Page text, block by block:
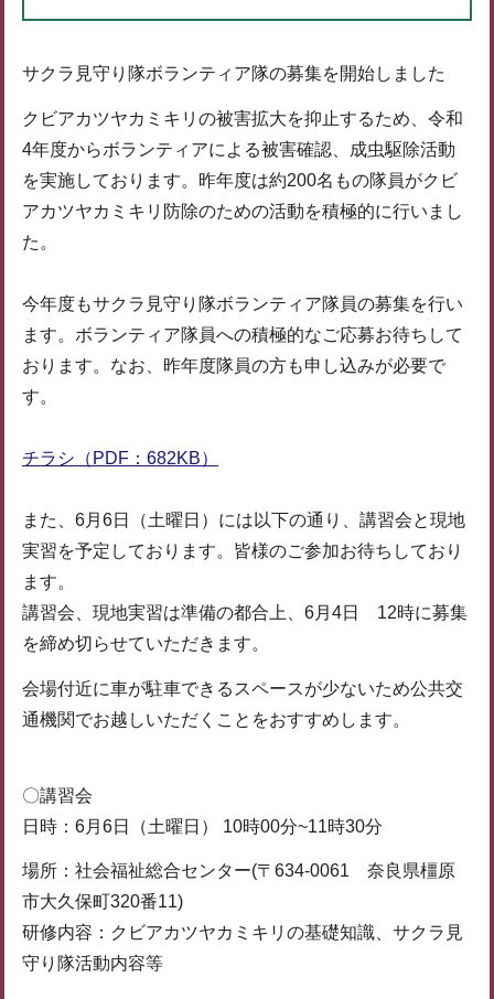
サクラ見守り隊ボランティア隊の募集を開始しました
クビアカツヤカミキリの被害拡大を抑止するため、令和
4年度からボランティアによる被害確認、成虫駆除活動
を実施しております。昨年度は約200名もの隊員がクビ
アカツヤカミキリ防除のための活動を積極的に行いまし
た。
今年度もサクラ見守り隊ボランティア隊員の募集を行い
ます。ボランティア隊員への積極的なご応募お待ちして
おります。なお、昨年度隊員の方も申し込みが必要で
す。
チラシ（PDF：682KB）
また、6月6日（土曜日）には以下の通り、講習会と現地
実習を予定しております。皆様のご参加お待ちしており
ます。
講習会、現地実習は準備の都合上、6月4日 12時に募集
を締め切らせていただきます。
会場付近に車が駐車できるスペースが少ないため公共交
通機関でお越しいただくことをおすすめします。
〇講習会
日時：6月6日（土曜日） 10時00分~11時30分
場所：社会福祉総合センター(〒634-0061 奈良県橿原
市大久保町320番11)
研修内容：クビアカツヤカミキリの基礎知識、サクラ見
守り隊活動内容等